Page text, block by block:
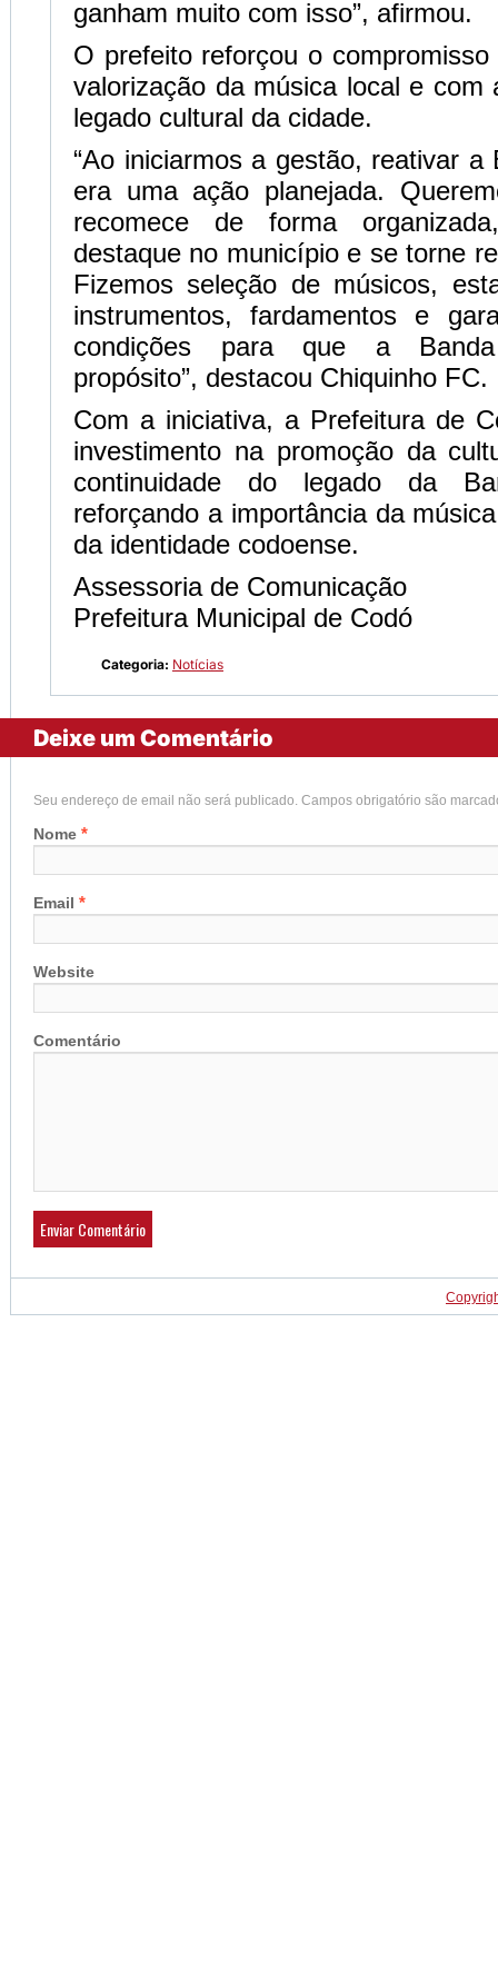
ganham muito com isso”, afirmou.
O prefeito reforçou o
valorização da música local e com
legado cultural da cidade.
“Ao iniciarmos a gestão, reativar a
era uma ação planejada.
recomece de forma
destaque no município e se torne
Fizemos seleção de músicos,
instrumentos, fardamentos e
condições para que a
propósito”, destacou Chiquinho FC.
Com a iniciativa, a Prefeitura de
investimento na promoção da
continuidade do legado da
reforçando a importância da
da identidade codoense.
Assessoria de Comunicação
Prefeitura Municipal de Codó
Categoria: Notícias
Deixe um Comentário
Seu endereço de email não será publicado. Campos obrigatório são
Nome *
Email *
Website
Comentário